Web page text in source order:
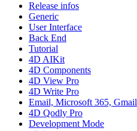
Release infos
Generic
User Interface
Back End
Tutorial
4D AIKit
4D Components
4D View Pro
4D Write Pro
Email, Microsoft 365, Gmail
4D Qodly Pro
Development Mode